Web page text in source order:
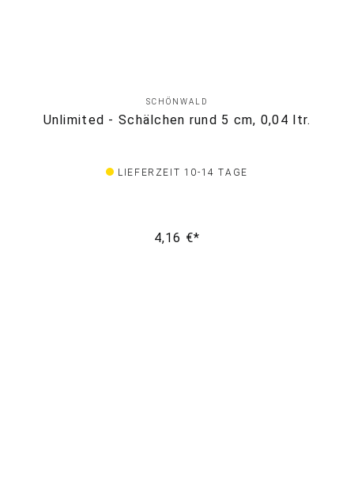
SCHÖNWALD
Unlimited - Schälchen rund 5 cm, 0,04 ltr.
LIEFERZEIT 10-14 TAGE
4,16 €*